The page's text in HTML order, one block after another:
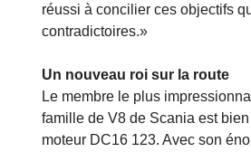
réussi à concilier ces objectifs
contradictoires.»
Un nouveau roi sur la route
Le membre le plus
famille de V8 de Scania est
moteur DC16 123. Avec son